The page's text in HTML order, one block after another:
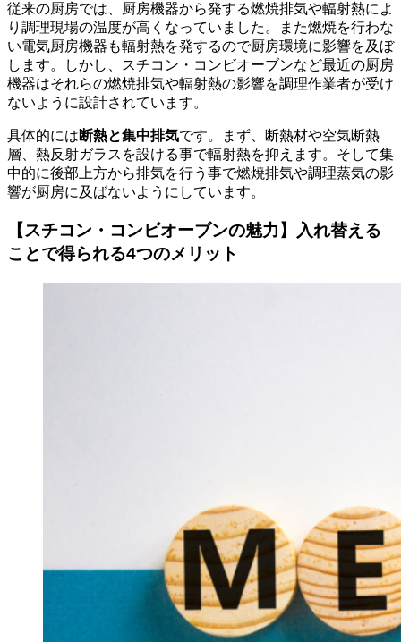
従来の厨房では、厨房機器から発する燃焼排気や輻射熱によ
り調理現場の温度が高くなっていました。また燃焼を行わな
い電気厨房機器も輻射熱を発するので厨房環境に影響を及ぼ
します。しかし、スチコン・コンビオーブンなど最近の厨房
機器はそれらの燃焼排気や輻射熱の影響を調理作業者が受け
ないように設計されています。
具体的には断熱と集中排気です。まず、断熱材や空気断熱
層、熱反射ガラスを設ける事で輻射熱を抑えます。そして集
中的に後部上方から排気を行う事で燃焼排気や調理蒸気の影
響が厨房に及ばないようにしています。
【スチコン・コンビオーブンの魅力】入れ替える
ことで得られる4つのメリット